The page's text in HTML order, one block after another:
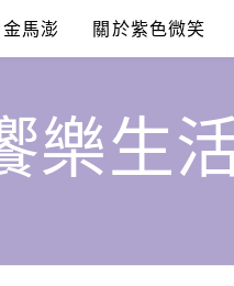
金馬澎 關於紫色微笑
樂生